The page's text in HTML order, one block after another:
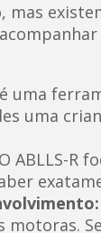
é uma
uma
O ABLLS-R
motoras.